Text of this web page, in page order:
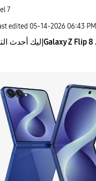
7
edited ‎05-14-2026 06:43 PM
إليك أحدث Galaxy Z Flip 8